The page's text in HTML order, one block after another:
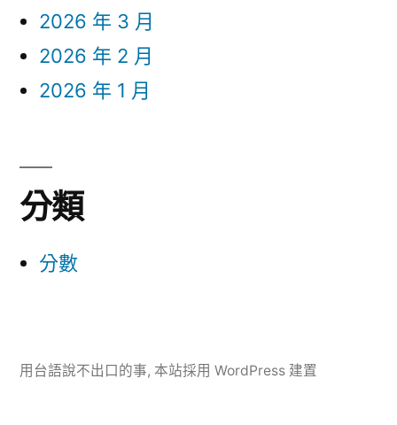
2026 年 3 月
2026 年 2 月
2026 年 1 月
分類
分數
用台語說不出口的事, 本站採用 WordPress 建置